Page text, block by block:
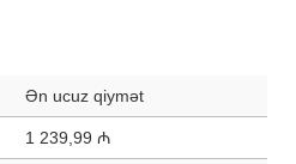
Ən ucuz qiymət
1 239,99 ₼